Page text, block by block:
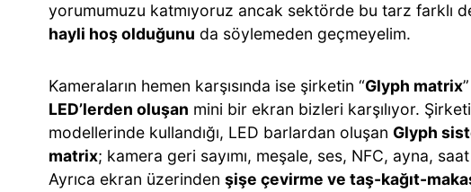
yorumumuzu katmıyoruz ancak sektörde bu tarz farklı
hayli hoş olduğunu da söylemeden geçmeyelim.
Kameraların hemen karşısında ise şirketin “Glyph matrix
LED’lerden oluşan mini bir ekran bizleri karşılıyor.
modellerinde kullandığı, LED barlardan oluşan Glyph
matrix; kamera geri sayımı, meşale, ses, NFC, ayna,
Ayrıca ekran üzerinden şişe çevirme ve taş-kağıt-